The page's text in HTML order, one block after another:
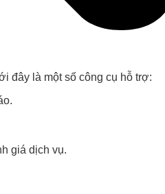
đây là một số công cụ hỗ trợ:
giá dịch vụ.